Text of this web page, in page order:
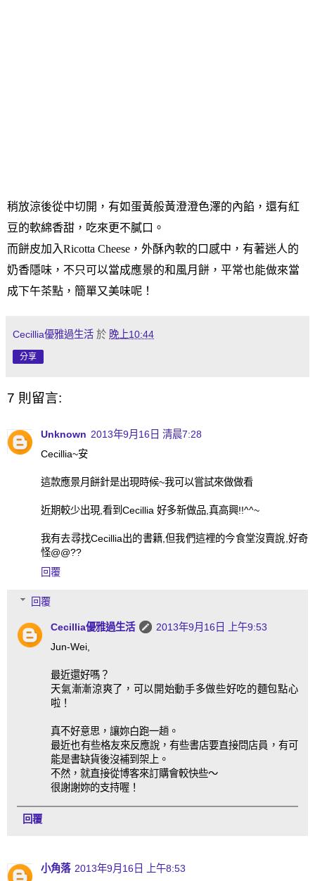
稍放涼後從中切開，有如蛋黃般黃澄澄色澤的內餡，還有紅
豆的軟綿香甜，吃來更不膩口。
而餅皮加入Ricotta Cheese ，外酥內軟的口感中，有著迷人的
奶香隱味，不只可以當成應景的和風月餅，平常也能做來當
成下午茶點，簡單又美味呢！
Cecillia優雅過生活 於 晚上10:44
分享
7 則留言:
Unknown 2013年9月16日 清晨7:28
Cecillia~安
這款應景月餅針是出現時候~我可以嘗試來做做看
近期較少出現,看到Cecillia 好多新做品,真高興!!^^~
我有去尋找Cecillia出的書籍,但我們這裡的今食堂沒賣說,好奇
怪@@??
回覆
回覆
Cecillia優雅過生活
2013年9月16日 上午9:53
Jun-Wei,
最近還好嗎？
天氣漸漸涼爽了，可以開始動手多做些好吃的麵包點心
啦！
真不好意思，讓妳白跑一趟。
最近也有些格友來反應說，有些書店要直接問店員，有可
能是書缺貨後沒補到架上。
不然，就直接從博客來訂購會較快些～
很謝謝妳的支持喔！
回覆
小角落 2013年9月16日 上午8:53